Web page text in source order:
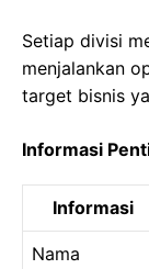
Setiap divisi
menjalankan
target bisnis
Informasi
Informasi
Nama